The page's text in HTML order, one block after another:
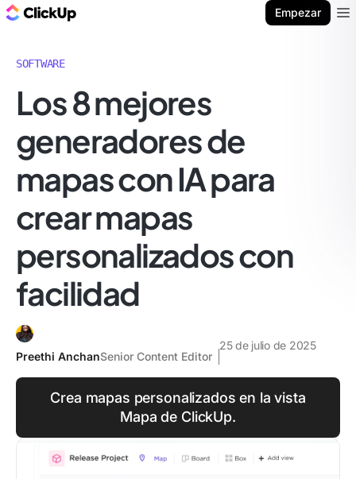
Empezar
SOFTWARE
Los 8 mejores
generadores de
mapas con IA para
crear mapas
personalizados con
facilidad
Preethi AnchanSenior Content Editor
25 de julio de 2025
Crea mapas personalizados en la vista
Mapa de ClickUp.